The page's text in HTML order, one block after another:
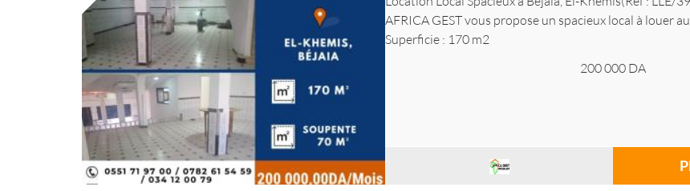
AFRICA GEST vous propose un spacieux local à louer
Superficie : 170 m2
200 000 DA